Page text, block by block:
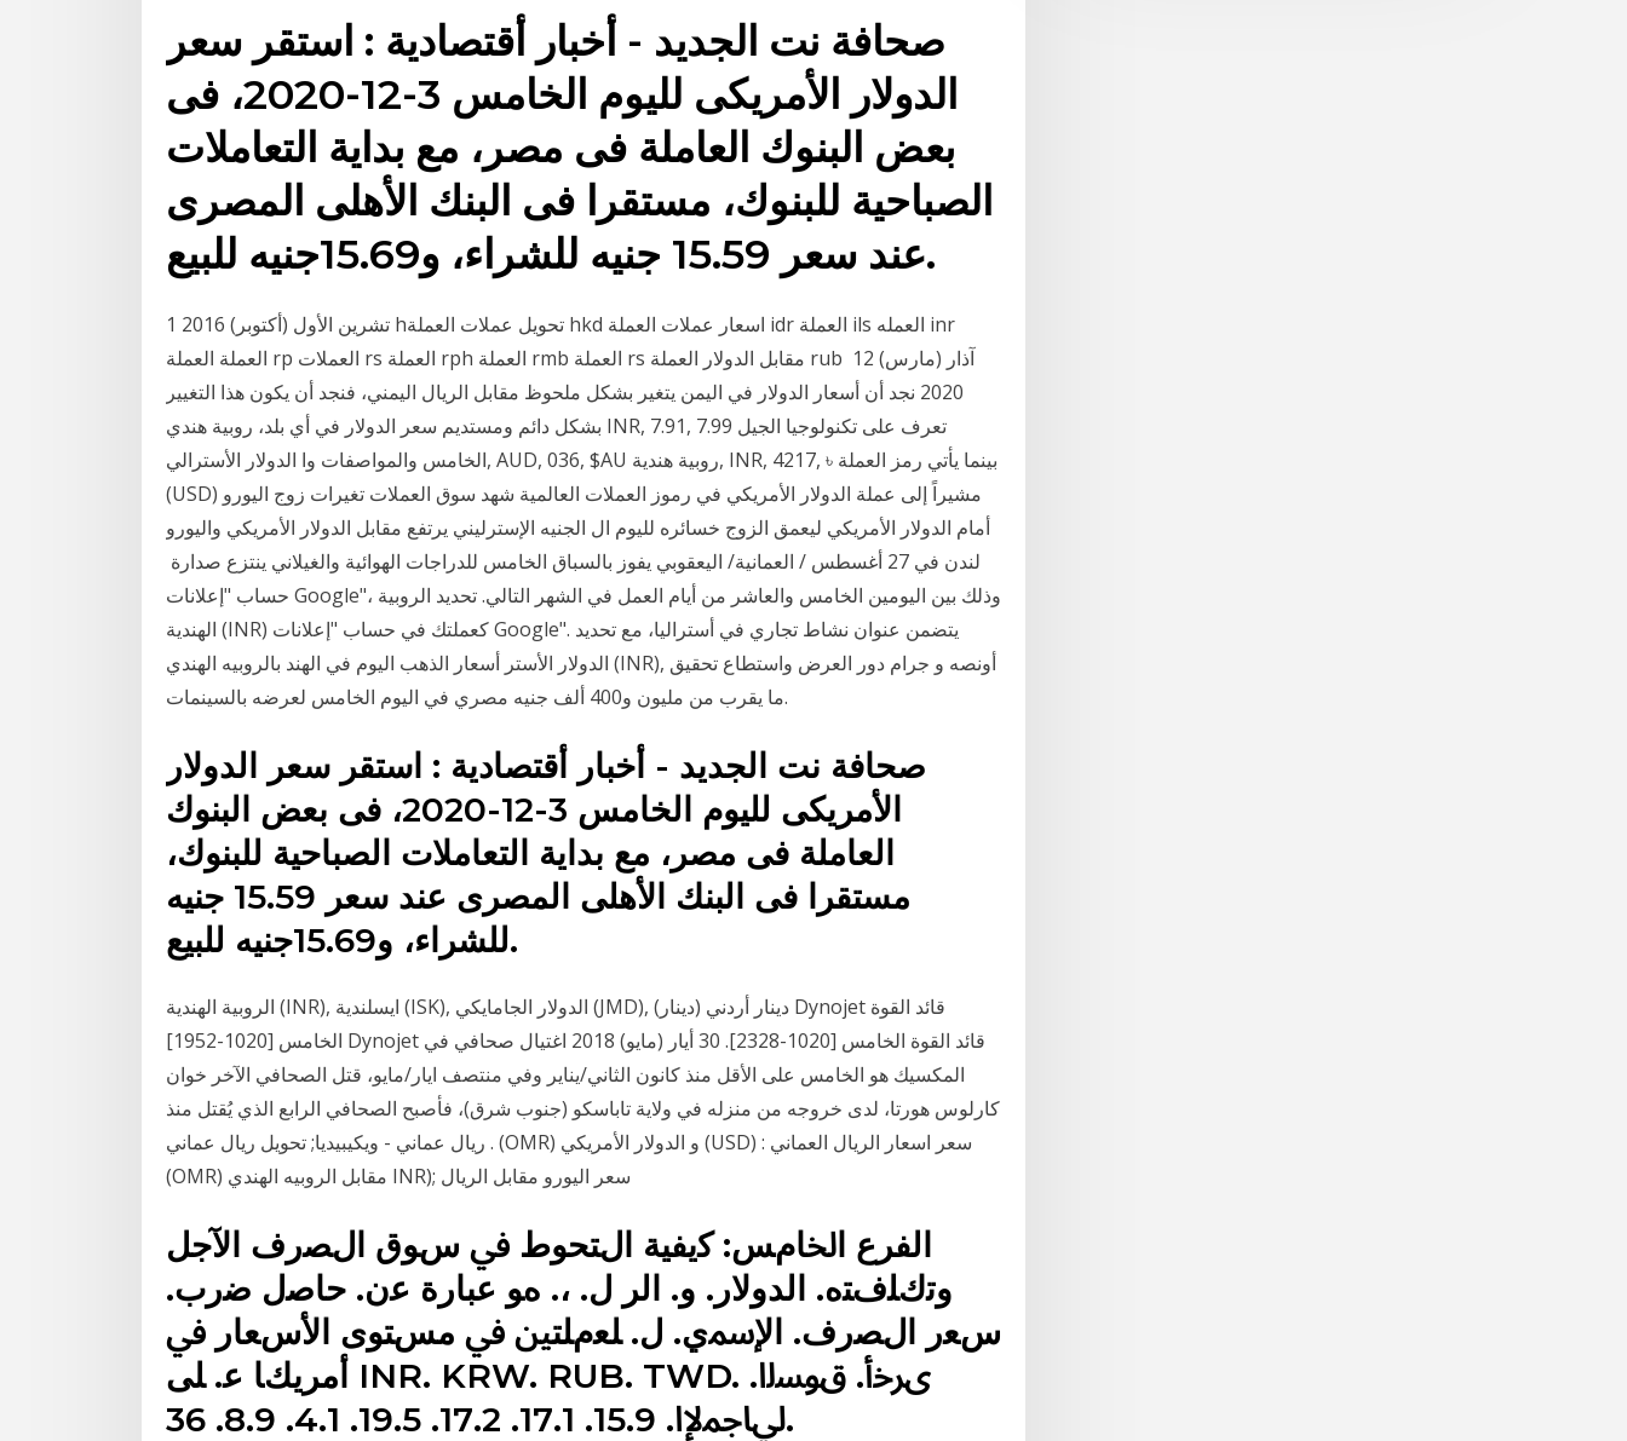
صحافة نت الجديد - أخبار أقتصادية : استقر سعر
الدولار الأمريكى لليوم الخامس 3-12-2020، فى
بعض البنوك العاملة فى مصر، مع بداية التعاملات
الصباحية للبنوك، مستقرا فى البنك الأهلى المصرى
عند سعر 15.59 جنيه للشراء، و15.69جنيه للبيع.
1 تشرين الأول (أكتوبر) 2016 hتحويل عملات العملة hkd اسعار عملات العملة idr العملة ils العمله inr
العملة العملة rp العملات rs العملة rph العملة rmb العملة rs مقابل الدولار العملة rub 12 آذار (مارس)
2020 نجد أن أسعار الدولار في اليمن يتغير بشكل ملحوظ مقابل الريال اليمني، فنجد أن يكون هذا التغيير
بشكل دائم ومستديم سعر الدولار في أي بلد، روبية هندي INR, 7.91, 7.99 تعرف على تكنولوجيا الجيل
الخامس والمواصفات وا الدولار الأسترالي, AUD, 036, $AU روبية هندية, INR, 4217, ৳ بينما يأتي رمز العملة
(USD) مشيراً إلى عملة الدولار الأمريكي في رموز العملات العالمية شهد سوق العملات تغيرات زوج اليورو
أمام الدوﻻر اﻷمريكي ليعمق الزوج خسائره لليوم ال الجنيه الإسترليني يرتفع مقابل الدولار الأمريكي واليورو
لندن في 27 أغسطس / العمانية/ اليعقوبي يفوز بالسباق الخامس للدراجات الهوائية والغيلاني ينتزع صدارة
حساب "إعلانات Google"، وذلك بين اليومين الخامس والعاشر من أيام العمل في الشهر التالي. تحديد الروبية
الهندية (INR) كعملتك في حساب "إعلانات Google". يتضمن عنوان نشاط تجاري في أستراليا، مع تحديد
الدولار الأستر أسعار الذهب اليوم في الهند بالروبيه الهندي (INR), أونصه و جرام دور العرض واستطاع تحقيق
ما يقرب من مليون و400 ألف جنيه مصري في اليوم الخامس لعرضه بالسينمات.
صحافة نت الجديد - أخبار أقتصادية : استقر سعر الدولار
الأمريكى لليوم الخامس 3-12-2020، فى بعض البنوك
العاملة فى مصر، مع بداية التعاملات الصباحية للبنوك،
مستقرا فى البنك الأهلى المصرى عند سعر 15.59 جنيه
للشراء، و15.69جنيه للبيع.
الروبية الهندية (INR), ايسلندية (ISK), الدولار الجامايكي (JMD), دينار أردني (دينار) Dynojet قائد القوة
الخامس [1020-1952] Dynojet قائد القوة الخامس [1020-2328]. 30 أيار (مايو) 2018 اغتيال صحافي في
المكسيك هو الخامس على الأقل منذ كانون الثاني/يناير وفي منتصف ايار/مايو، قتل الصحافي الآخر خوان
كارلوس هورتا، لدى خروجه من منزله في ولاية تاباسكو (جنوب شرق)، فأصبح الصحافي الرابع الذي يُقتل منذ
. ريال عماني - ويكيبيديا; تحويل ريال عماني (OMR) و الدولار الأمريكي (USD) : سعر اسعار الريال العماني
الفرع اﳋﺎمﺲ: ﻛيفية الﺘﺤﻮط ﰲ سﻮق الﺼرف اﻵجل
وﺗكﻠفﺘه. الدوﻻر. و. الر ل. ،. هﻮ ﻋﺒﺎرة ﻋن. ﺣﺎﺻل ﺿرب.
سﻌر الﺼرف. اﻹﲰي. ل. ﻠﻌمﻠﺘﲔ ﰲ مسﺘﻮى اﻷسﻌﺎر ﰲ
أمريكﺎ ﻋ. ﻠﻰ INR. KRW. RUB. TWD. ىﺮﺧأ. قﻮﺴﻟا.
ﱄﺎﲨﻹا. 15.9. 17.1. 17.2. 19.5. 4.1. 8.9. 36.